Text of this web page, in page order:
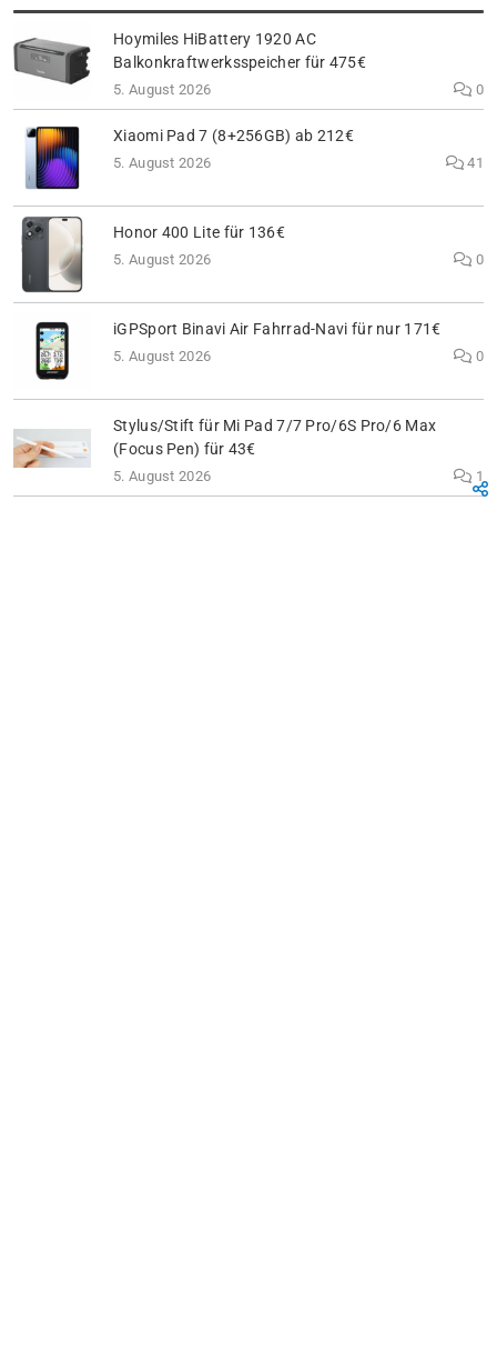
Hoymiles HiBattery 1920 AC
Balkonkraftwerksspeicher für 475€
5. August 2026 0
Xiaomi Pad 7 (8+256GB) ab 212€
5. August 2026 41
Honor 400 Lite für 136€
5. August 2026 0
iGPSport Binavi Air Fahrrad-Navi für nur 171€
5. August 2026 0
Stylus/Stift für Mi Pad 7/7 Pro/6S Pro/6 Max
(Focus Pen) für 43€
5. August 2026 1